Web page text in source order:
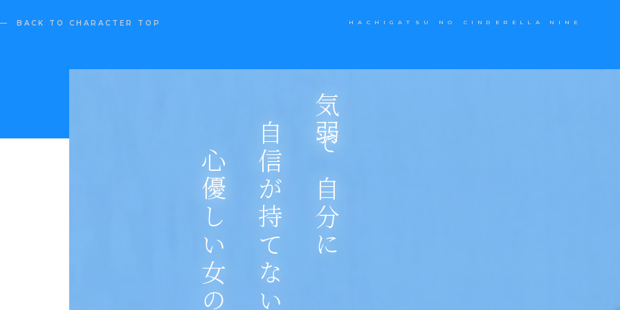
HACHIGATSU NO CINDERELLA NINE
BACK TO CHARACTER TOP HACHIGATSU NO CINDERELLA NINE
気弱で自分に
自信が持てない
心優しい女の子